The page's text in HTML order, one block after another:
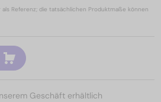
Referenz; die tatsächlichen Produktmaße können
Geschäft erhältlich